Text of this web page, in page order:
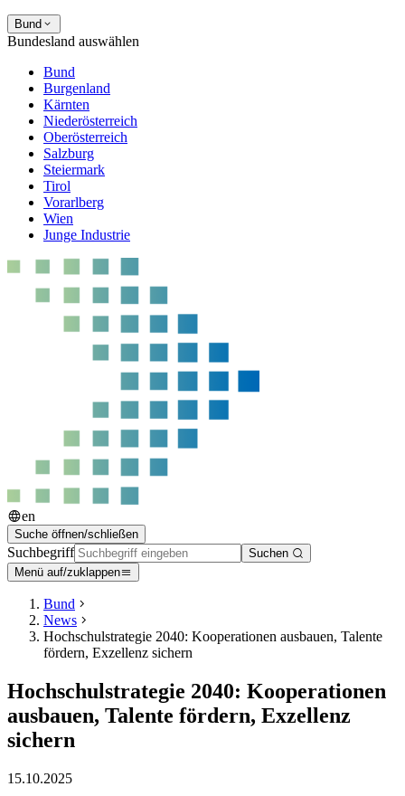
Bund
Bundesland auswählen
Bund
Burgenland
Kärnten
Niederösterreich
Oberösterreich
Salzburg
Steiermark
Tirol
Vorarlberg
Wien
Junge Industrie
en
Suche öffnen/schließen
Suchbegriff
Suchen
Menü auf/zuklappen
Bund
News
Hochschulstrategie 2040: Kooperationen ausbauen, Talente
fördern, Exzellenz sichern
Hochschulstrategie 2040: Kooperationen
ausbauen, Talente fördern, Exzellenz
sichern
15.10.2025